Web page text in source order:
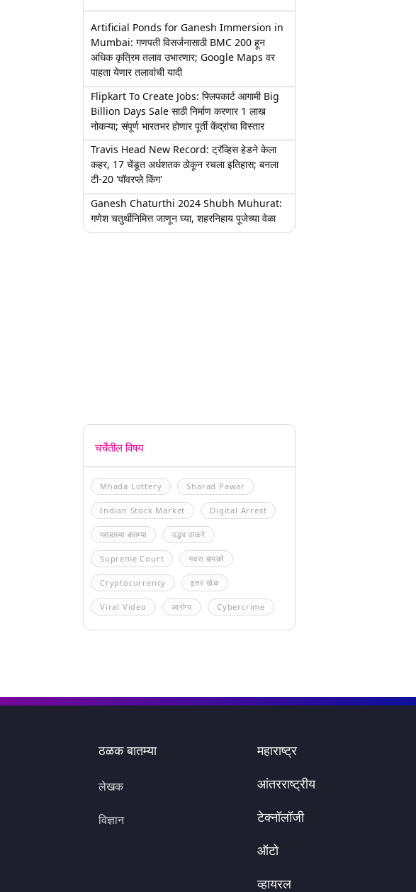
Artificial Ponds for Ganesh Immersion in
Mumbai: गणपती विसर्जनासाठी BMC 200 हून
अधिक कृत्रिम तलाव उभारणार; Google Maps वर
पाहता येणार तलावांची यादी
Flipkart To Create Jobs: फ्लिपकार्ट आगामी Big
Billion Days Sale साठी निर्माण करणार 1 लाख
नोकऱ्या; संपूर्ण भारतभर होणार पूर्ती केंद्रांचा विस्तार
Travis Head New Record: ट्रॅव्हिस हेडने केला
कहर, 17 चेंडूत अर्धशतक ठोकून रचला इतिहास; बनला
टी-20 'पॉवरप्ले किंग'
Ganesh Chaturthi 2024 Shubh Muhurat:
गणेश चतुर्थीनिमित्त जाणून घ्या, शहरनिहाय पूजेच्या वेळा
चर्चेतील विषय
Mhada Lottery Sharad Pawar
Indian Stock Market Digital Arrest
म्हाडाच्या बातम्या उद्धव ठाकरे
Supreme Court नवरा बायको
Cryptocurrency इतर खेळ
Viral Video आरोग्य Cybercrime
ठळक बातम्या
लेखक
विज्ञान
महाराष्ट्र
आंतरराष्ट्रीय
टेक्नॉलॉजी
ऑटो
व्हायरल